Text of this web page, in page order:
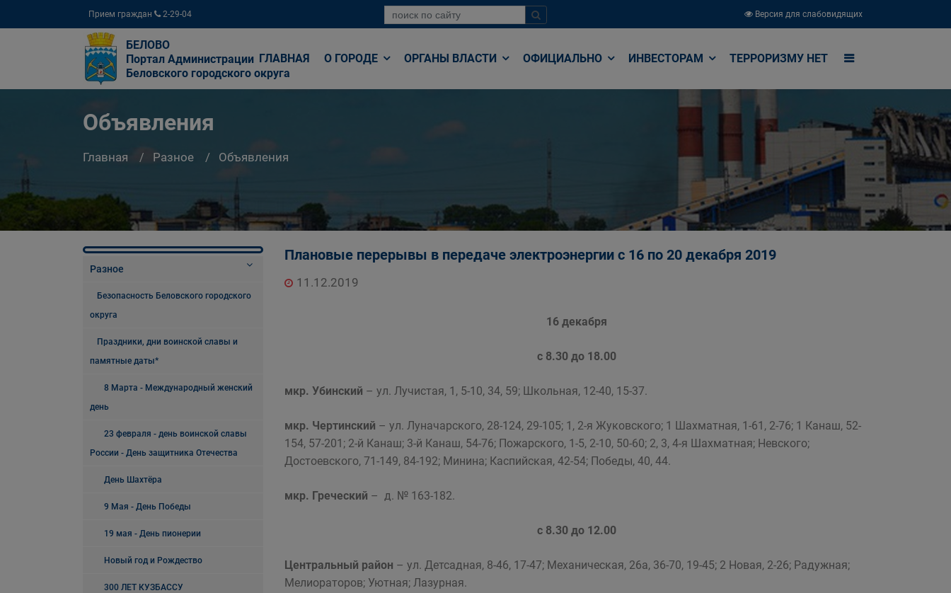
Прием граждан 2-29-04 Версия для слабовидящих
БЕЛОВО
Портал Администрации
Беловского городского округа
ГЛАВНАЯ О ГОРОДЕ ОРГАНЫ ВЛАСТИ ОФИЦИАЛЬНО ИНВЕСТОРАМ ТЕРРОРИЗМУ НЕТ
Объявления
Главная Разное Объявления
Разное
Безопасность Беловского городского
округа
Праздники, дни воинской славы и
памятные даты*
8 Марта - Международный женский
день
23 февраля - день воинской славы
России - День защитника Отечества
День Шахтёра
9 Мая - День Победы
19 мая - День пионерии
Новый год и Рождество
300 ЛЕТ КУЗБАССУ
Плановые перерывы в передаче электроэнергии с 16 по 20 декабря 2019
11.12.2019
16 декабря
с 8.30 до 18.00
мкр. Убинский – ул. Лучистая, 1, 5-10, 34, 59; Школьная, 12-40, 15-37.
мкр. Чертинский – ул. Луначарского, 28-124, 29-105; 1, 2-я Жуковского; 1 Шахматная, 1-61, 2-76; 1 Канаш, 52-
154, 57-201; 2-й Канаш; 3-й Канаш, 54-76; Пожарского, 1-5, 2-10, 50-60; 2, 3, 4-я Шахматная; Невского;
Достоевского, 71-149, 84-192; Минина; Каспийская, 42-54; Победы, 40, 44.
мкр. Греческий – д. № 163-182.
с 8.30 до 12.00
Центральный район – ул. Детсадная, 8-46, 17-47; Механическая, 26а, 36-70, 19-45; 2 Новая, 2-26; Радужная;
Мелиораторов; Уютная; Лазурная.